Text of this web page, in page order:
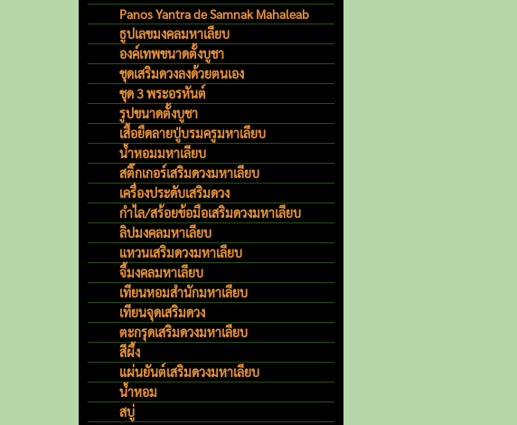
Panos Yantra de Samnak Mahaleab
ธูปเลขมงคลมหาเลียบ
องค์เทพขนาดตั้งบูชา
ชุดเสริมดวงลงด้วยตนเอง
ชุด 3 พระอรหันต์
รูปขนาดตั้งบูชา
เสื้อยืดลายปู่บรมครูมหาเลียบ
น้ำหอมมหาเลียบ
สติ๊กเกอร์เสริมดวงมหาเลียบ
เครื่องประดับเสริมดวง
กำไล/สร้อยข้อมือเสริมดวงมหาเลียบ
ลิปมงคลมหาเลียบ
แหวนเสริมดวงมหาเลียบ
จี้มงคลมหาเลียบ
เทียนหอมสำนักมหาเลียบ
เทียนจุดเสริมดวง
ตะกรุดเสริมดวงมหาเลียบ
สีผึ้ง
แผ่นยันต์เสริมดวงมหาเลียบ
น้ำหอม
สบู่